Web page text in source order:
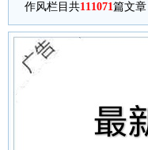
作风栏目共111071篇文章